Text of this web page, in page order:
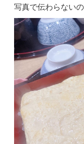
写真で伝わらない